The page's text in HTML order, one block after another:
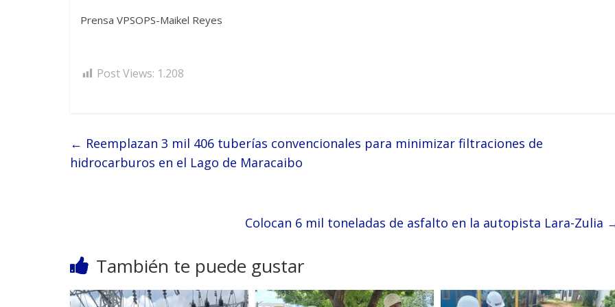
Prensa VPSOPS-Maikel Reyes
Post Views: 1.208
← Reemplazan 3 mil 406 tuberías convencionales para minimizar filtraciones de
hidrocarburos en el Lago de Maracaibo
Colocan 6 mil toneladas de asfalto en la autopista Lara-Zulia
También te puede gustar